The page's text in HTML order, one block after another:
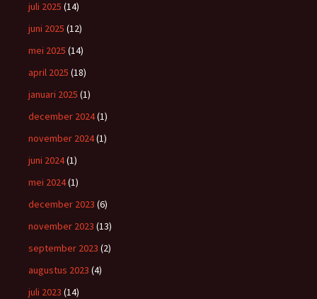
juli 2025 (14)
juni 2025 (12)
mei 2025 (14)
april 2025 (18)
januari 2025 (1)
december 2024(1)
november 2024(1)
juni 2024(1)
mei 2024(1)
december 2023 (6)
november 2023 (13)
september 2023 (2)
augustus 2023 (4)
juli 2023 (14)